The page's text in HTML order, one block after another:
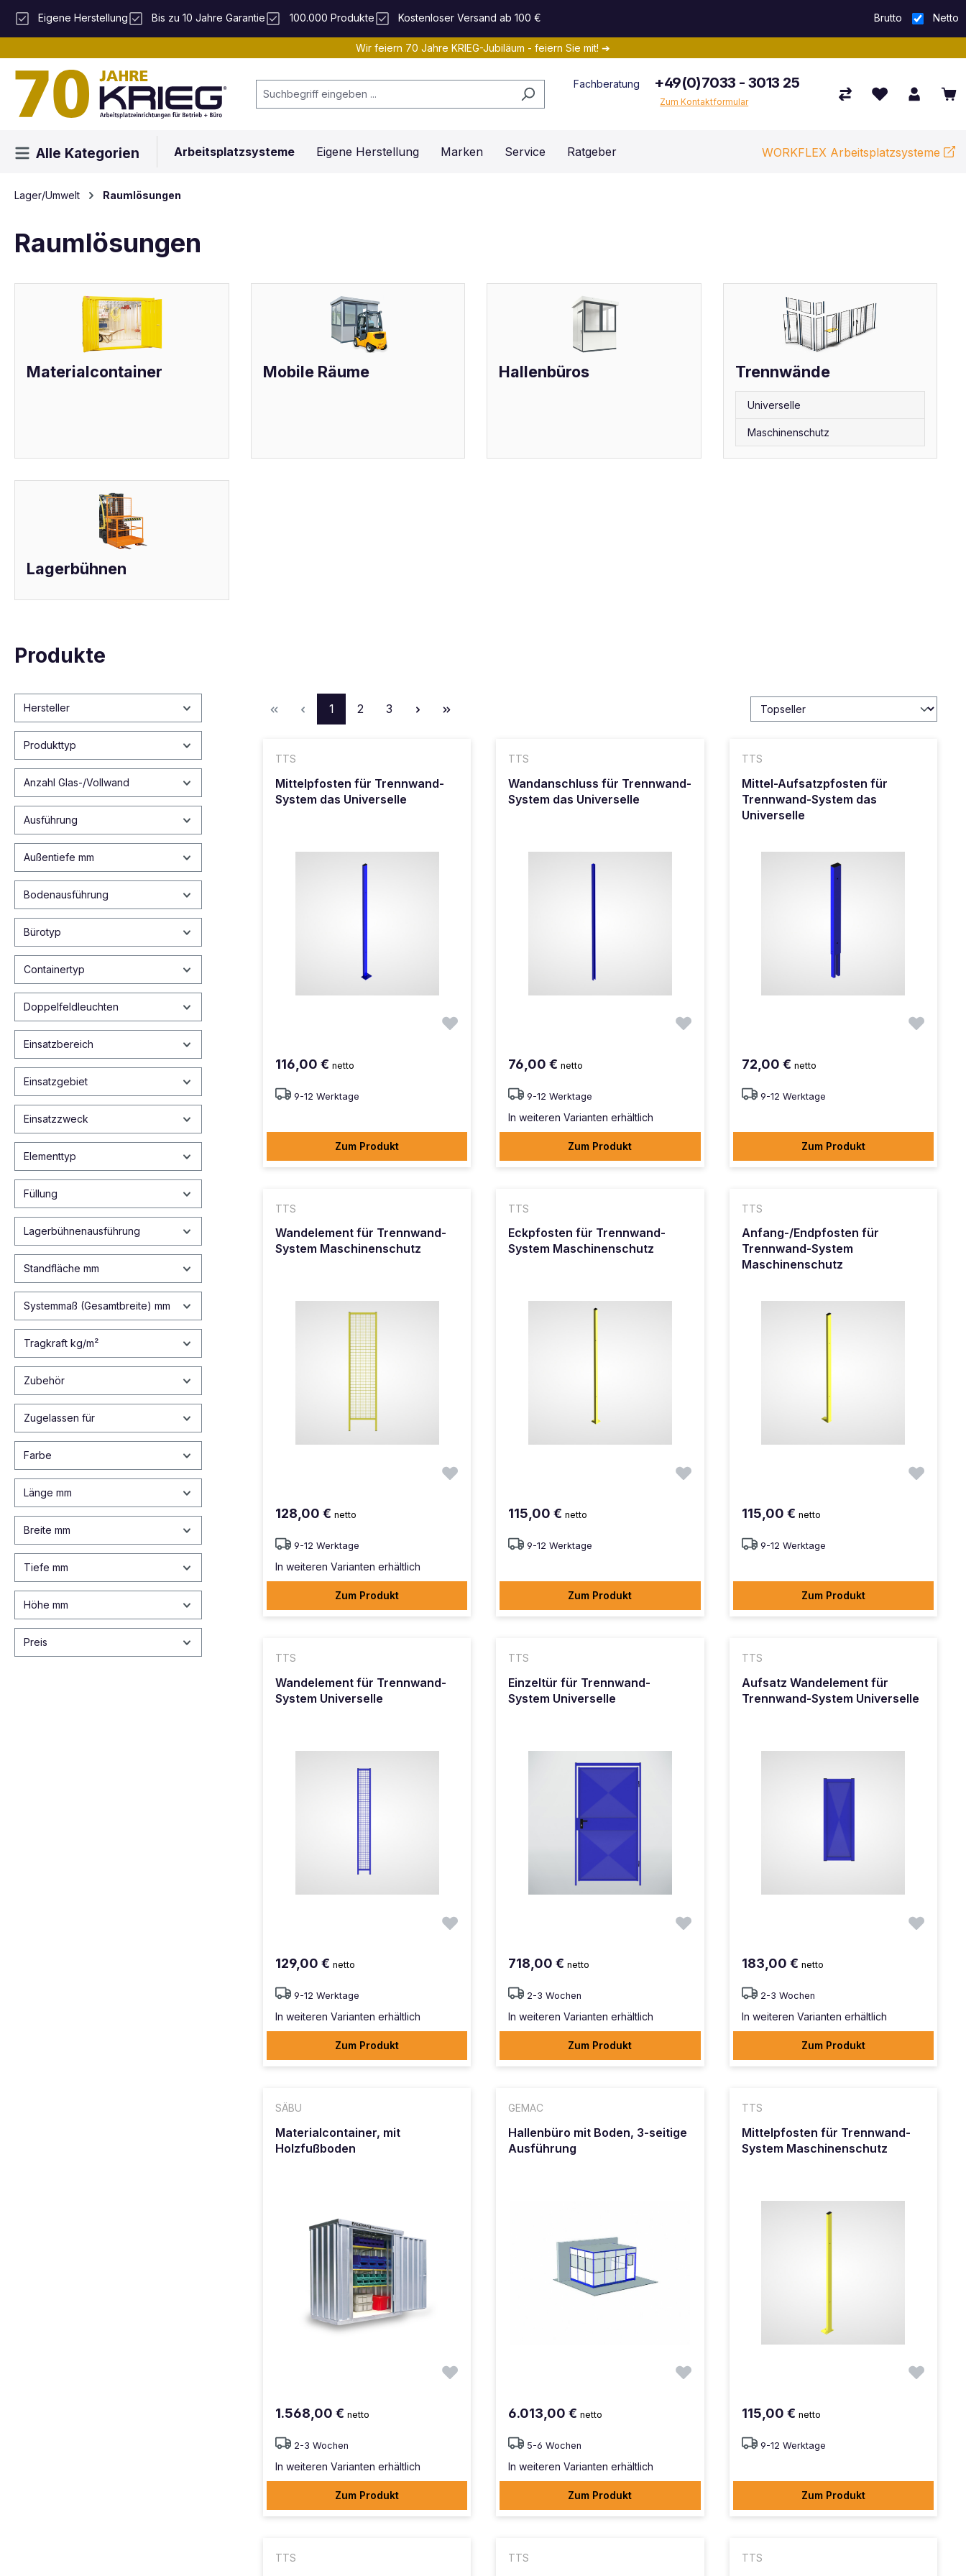
Hauptinhalt springen
Zur Suche springen
Zur Hauptnavigation springen
Eigene Herstellung Bis zu 10 Jahre Garantie 100.000 Produkte Kostenloser Versand ab 100 € Brutto Netto
Wir feiern 70 Jahre KRIEG-Jubiläum - feiern Sie mit! ➔
Fachberatung +49(0)7033 - 3013 25
Zum Kontaktformular
Alle Kategorien Arbeitsplatzsysteme Eigene Herstellung Marken Service Ratgeber WORKFLEX Arbeitsplatzsysteme
Lager/Umwelt Raumlösungen
Raumlösungen
Materialcontainer Mobile Räume Hallenbüros Trennwände
Universelle
Maschinenschutz
Lagerbühnen
Produkte
Hersteller
Produkttyp
Anzahl Glas-/Vollwand
Ausführung
Außentiefe mm
Bodenausführung
Bürotyp
Containertyp
Doppelfeldleuchten
Einsatzbereich
Einsatzgebiet
Einsatzzweck
Elementtyp
Füllung
Lagerbühnenausführung
Standfläche mm
Systemmaß (Gesamtbreite) mm
Tragkraft kg/m²
Zubehör
Zugelassen für
Farbe
Länge mm
Breite mm
Tiefe mm
Höhe mm
Preis
Seite
1 Seite
2 Seite
3
TTS
Mittelpfosten für Trennwand-
System das Universelle
116,00 € netto
9-12 Werktage
Zum Produkt
TTS
Wandanschluss für Trennwand-
System das Universelle
76,00 €netto
9-12 Werktage
In weiteren Varianten erhältlich
Zum Produkt
TTS
Mittel-Aufsatzpfosten für
Trennwand-System das
Universelle
72,00 € netto
9-12 Werktage
Zum Produkt
TTS
Wandelement für Trennwand-
System Maschinenschutz
128,00 € netto
9-12 Werktage
In weiteren Varianten erhältlich
Zum Produkt
TTS
Eckpfosten für Trennwand-
System Maschinenschutz
115,00 €netto
9-12 Werktage
Zum Produkt
TTS
Anfang-/Endpfosten für
Trennwand-System
Maschinenschutz
115,00 € netto
9-12 Werktage
Zum Produkt
TTS
Wandelement für Trennwand-
System Universelle
129,00 € netto
9-12 Werktage
In weiteren Varianten erhältlich
Zum Produkt
TTS
Einzeltür für Trennwand-
System Universelle
718,00 €netto
2-3 Wochen
In weiteren Varianten erhältlich
Zum Produkt
TTS
Aufsatz Wandelement für
Trennwand-System Universelle
183,00 € netto
2-3 Wochen
In weiteren Varianten erhältlich
Zum Produkt
SÄBU
Materialcontainer, mit
Holzfußboden
1.568,00 € netto
2-3 Wochen
In weiteren Varianten erhältlich
Zum Produkt
GEMAC
Hallenbüro mit Boden, 3-seitige
Ausführung
6.013,00 €netto
5-6 Wochen
In weiteren Varianten erhältlich
Zum Produkt
TTS
Mittelpfosten für Trennwand-
System Maschinenschutz
115,00 € netto
9-12 Werktage
Zum Produkt
TTS TTS TTS